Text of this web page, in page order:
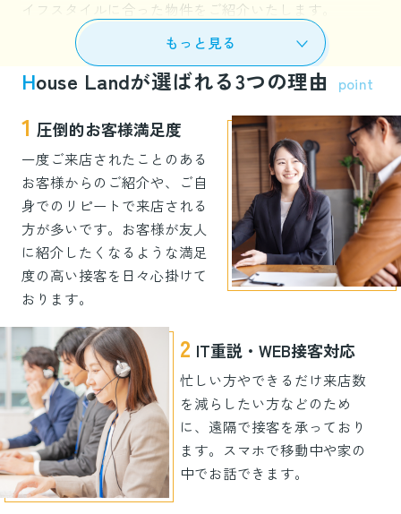
主様へ
        家主が物件情報を
険な理由
        管理会社任せから
脱却する方法
        「自分の物件なの
に、すぐ説明できな
い」状態になっていま
      「この物件、今どれ
くらい利益出てます
ム
        家主の収支管理が
できていない人が
        損している3つの理
由
        「毎月入金がある
から大丈夫」では、見
落としている損がある
かもしれません。
        想定読者：管理会
社に任せきりになって
いるオーナー様
本当
して
に、
があ
まら
イフスタイルに合った物件をご紹介いたします。
家を買いたい方や売りたい方の仲介、引越し会社の紹
介、リフォーム相談もしておりますので、住まいに関す
ることは何でも気軽にご相談ください。
現地や駅などのご希望場所までの送迎もしておりますの
で、是非ご利用くださいませ。
現地や駅などのご希望場所までの送迎もしておりますの
で、是非ご利用くださいませ。
また、事前ご予約で営業時間外もご対応可能です。
お客様用駐車場もございますので、皆様のご来店・お問
い合わせを心よりお待ちしております。
もっと見る
House Landが選ばれる3つの理由 point
1 圧倒的お客様満足度
一度ご来店されたことのある
お客様からのご紹介や、ご自
身でのリピートで来店される
方が多いです。お客様が友人
に紹介したくなるような満足
度の高い接客を日々心掛けて
おります。
2 IT重説・WEB接客対応
忙しい方やできるだけ来店数
を減らしたい方などのため
に、遠隔で接客を承っており
ます。スマホで移動中や家の
中でお話できます。